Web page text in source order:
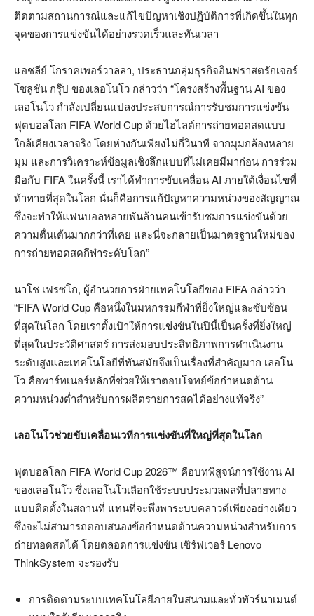
ติดตามสถานการณ์และแก้ไขปัญหาเชิงปฏิบัติการที่เกิดขึ้นในทุก
จุดของการแข่งขันได้อย่างรวดเร็วและทันเวลา
แอชลีย์ โกราคเพอร์วาลลา, ประธานกลุ่มธุรกิจอินฟราสตรักเจอร์
โซลูชัน กรุ๊ป ของเลอโนโว กล่าวว่า “โครงสร้างพื้นฐาน AI ของ
เลอโนโว กำลังเปลี่ยนแปลงประสบการณ์การรับชมการแข่งขัน
ฟุตบอลโลก FIFA World Cup ด้วยไฮไลต์การถ่ายทอดสดแบบ
ใกล้เคียงเวลาจริง โดยห่างกันเพียงไม่กี่วินาที จากมุมกล้องหลาย
มุม และการวิเคราะห์ข้อมูลเชิงลึกแบบที่ไม่เคยมีมาก่อน การร่วม
มือกับ FIFA ในครั้งนี้ เราได้ทำการขับเคลื่อน AI ภายใต้เงื่อนไขที่
ท้าทายที่สุดในโลก นั่นก็คือการแก้ปัญหาความหน่วงของสัญญาณ
ซึ่งจะทำให้แฟนบอลหลายพันล้านคนเข้ารับชมการแข่งขันด้วย
ความตื่นเต้นมากกว่าที่เคย และนี่จะกลายเป็นมาตรฐานใหม่ของ
การถ่ายทอดสดกีฬาระดับโลก”
นาโช เฟรซโก, ผู้อำนวยการฝ่ายเทคโนโลยีของ FIFA กล่าวว่า
“FIFA World Cup คือหนึ่งในมหกรรมกีฬาที่ยิ่งใหญ่และซับซ้อน
ที่สุดในโลก โดยเราตั้งเป้าให้การแข่งขันในปีนี้เป็นครั้งที่ยิ่งใหญ่
ที่สุดในประวัติศาสตร์ การส่งมอบประสิทธิภาพการดำเนินงาน
ระดับสูงและเทคโนโลยีที่ทันสมัยจึงเป็นเรื่องที่สำคัญมาก เลอโน
โว คือพาร์ทเนอร์หลักที่ช่วยให้เราตอบโจทย์ข้อกำหนดด้าน
ความหน่วงต่ำสำหรับการผลิตรายการสดได้อย่างแท้จริง”
เลอโนโวช่วยขับเคลื่อนเวทีการแข่งขันที่ใหญ่ที่สุดในโลก
ฟุตบอลโลก FIFA World Cup 2026™ คือบทพิสูจน์การใช้งาน AI
ของเลอโนโว ซึ่งเลอโนโวเลือกใช้ระบบประมวลผลที่ปลายทาง
แบบติดตั้งในสถานที่ แทนที่จะพึ่งพาระบบคลาวด์เพียงอย่างเดียว
ซึ่งจะไม่สามารถตอบสนองข้อกำหนดด้านความหน่วงสำหรับการ
ถ่ายทอดสดได้ โดยตลอดการแข่งขัน เซิร์ฟเวอร์ Lenovo
ThinkSystem จะรองรับ
การติดตามระบบเทคโนโลยีภายในสนามและทั่วทัวร์นาเมนต์